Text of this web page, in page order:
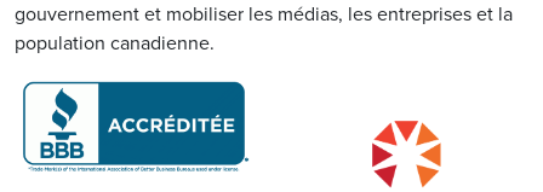
gouvernement et mobiliser les médias, les entreprises et la
population canadienne.
Image